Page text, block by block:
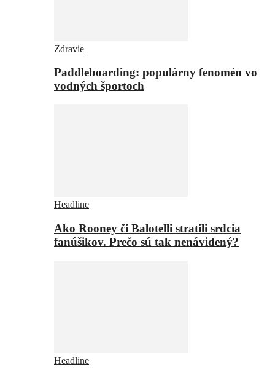
Zdravie
Paddleboarding: populárny fenomén vo
vodných športoch
Headline
Ako Rooney či Balotelli stratili srdcia
fanúšikov. Prečo sú tak nenávidený?
Headline